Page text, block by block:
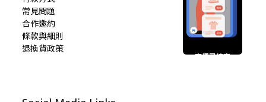
常見問題
合作邀約
條款與細則
退換貨政策
直播已結束